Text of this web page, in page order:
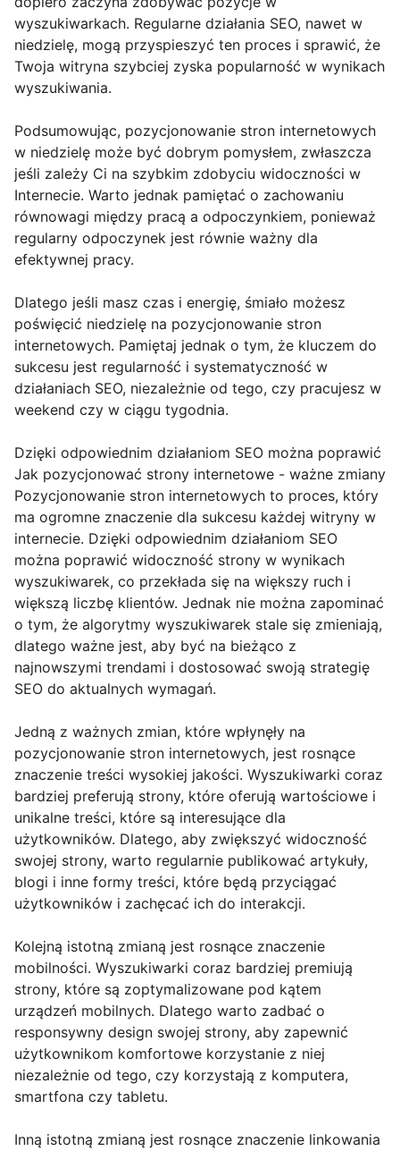
wyszukiwarkach. Regularne działania SEO, nawet w
niedzielę, mogą przyspieszyć ten proces i sprawić, że
Twoja witryna szybciej zyska popularność w wynikach
wyszukiwania.
Podsumowując, pozycjonowanie stron internetowych
w niedzielę może być dobrym pomysłem, zwłaszcza
jeśli zależy Ci na szybkim zdobyciu widoczności w
Internecie. Warto jednak pamiętać o zachowaniu
równowagi między pracą a odpoczynkiem, ponieważ
regularny odpoczynek jest równie ważny dla
efektywnej pracy.
Dlatego jeśli masz czas i energię, śmiało możesz
poświęcić niedzielę na pozycjonowanie stron
internetowych. Pamiętaj jednak o tym, że kluczem do
sukcesu jest regularność i systematyczność w
działaniach SEO, niezależnie od tego, czy pracujesz w
weekend czy w ciągu tygodnia.
Dzięki odpowiednim działaniom SEO można poprawić
Jak pozycjonować strony internetowe - ważne zmiany
Pozycjonowanie stron internetowych to proces, który
ma ogromne znaczenie dla sukcesu każdej witryny w
internecie. Dzięki odpowiednim działaniom SEO
można poprawić widoczność strony w wynikach
wyszukiwarek, co przekłada się na większy ruch i
większą liczbę klientów. Jednak nie można zapominać
o tym, że algorytmy wyszukiwarek stale się zmieniają,
dlatego ważne jest, aby być na bieżąco z
najnowszymi trendami i dostosować swoją strategię
SEO do aktualnych wymagań.
Jedną z ważnych zmian, które wpłynęły na
pozycjonowanie stron internetowych, jest rosnące
znaczenie treści wysokiej jakości. Wyszukiwarki coraz
bardziej preferują strony, które oferują wartościowe i
unikalne treści, które są interesujące dla
użytkowników. Dlatego, aby zwiększyć widoczność
swojej strony, warto regularnie publikować artykuły,
blogi i inne formy treści, które będą przyciągać
użytkowników i zachęcać ich do interakcji.
Kolejną istotną zmianą jest rosnące znaczenie
mobilności. Wyszukiwarki coraz bardziej premiują
strony, które są zoptymalizowane pod kątem
urządzeń mobilnych. Dlatego warto zadbać o
responsywny design swojej strony, aby zapewnić
użytkownikom komfortowe korzystanie z niej
niezależnie od tego, czy korzystają z komputera,
smartfona czy tabletu.
Inną istotną zmianą jest rosnące znaczenie linkowania